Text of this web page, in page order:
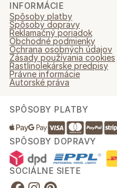
INFORMÁCIE
Spôsoby platby
Spôsoby dopravy
Reklamačný poriadok
Obchodné podmienky
Ochrana osobných údajov
Zásady používania cookies
Rastlinolekárske predpisy
Právne informácie
Autorské práva
SPÔSOBY PLATBY
SPÔSOBY DOPRAVY
SOCIÁLNE SIETE